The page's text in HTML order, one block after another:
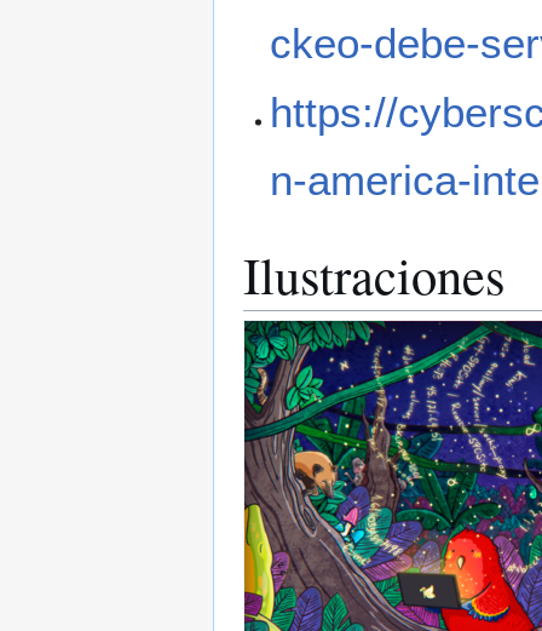
ckeo-debe-
https://
n-america-
Ilustraciones